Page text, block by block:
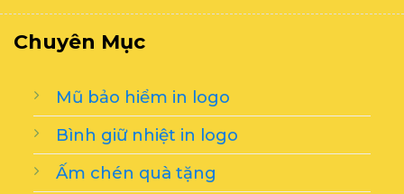
Chuyên Mục
Mũ bảo hiểm in logo
Bình giữ nhiệt in logo
Ấm chén quà tặng